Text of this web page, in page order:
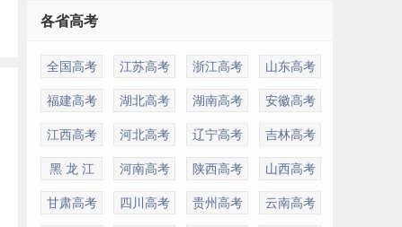
各省高考
全国高考 江苏高考 浙江高考 山东高考
福建高考 湖北高考 湖南高考 安徽高考
江西高考 河北高考 辽宁高考 吉林高考
黑 龙 江 河南高考 陕西高考 山西高考
甘肃高考 四川高考 贵州高考 云南高考